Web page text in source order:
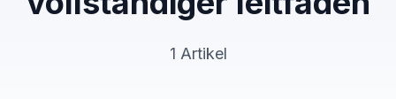
1 Artikel